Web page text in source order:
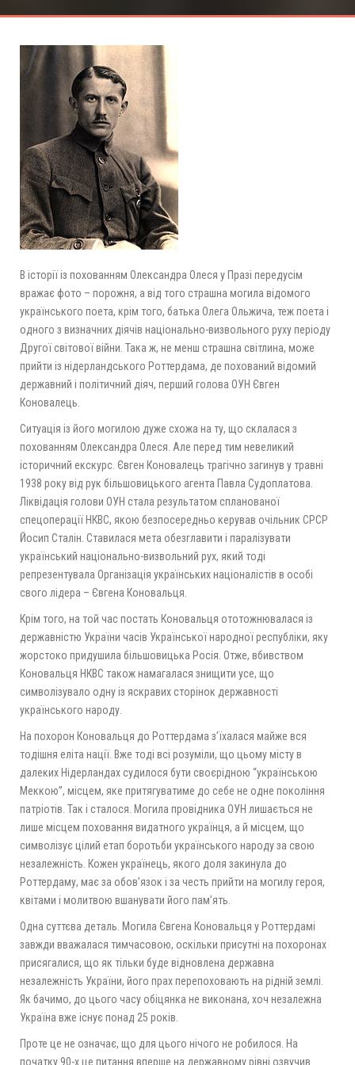
В історії із похованням Олександра Олеся у Празі передусім
вражає фото – порожня, а від того страшна могила відомого
українського поета, крім того, батька Олега Ольжича, теж поета і
одного з визначних діячів національно-визвольного руху періоду
Другої світової війни. Така ж, не менш страшна світлина, може
прийти із нідерландського Роттердама, де похований відомий
державний і політичний діяч, перший голова ОУН Євген
Коновалець.
Ситуація із його могилою дуже схожа на ту, що склалася з
похованням Олександра Олеся. Але перед тим невеликий
історичний екскурс. Євген Коновалець трагічно загинув у травні
1938 року від рук більшовицького агента Павла Судоплатова.
Ліквідація голови ОУН стала результатом спланованої
спецоперації НКВС, якою безпосередньо керував очільник СРСР
Йосип Сталін. Ставилася мета обезглавити і паралізувати
український національно-визвольний рух, який тоді
репрезентувала Організація українських націоналістів в особі
свого лідера – Євгена Коновальця.
Крім того, на той час постать Коновальця ототожнювалася із
державністю України часів Української народної республіки, яку
жорстоко придушила більшовицька Росія. Отже, вбивством
Коновальця НКВС також намагалася знищити усе, що
символізувало одну із яскравих сторінок державності
українського народу.
На похорон Коновальця до Роттердама з’їхалася майже вся
тодішня еліта нації. Вже тоді всі розуміли, що цьому місту в
далеких Нідерландах судилося бути своєрідною “українською
Меккою”, місцем, яке притягуватиме до себе не одне покоління
патріотів. Так і сталося. Могила провідника ОУН лишається не
лише місцем поховання видатного українця, а й місцем, що
символізує цілий етап боротьби українського народу за свою
незалежність. Кожен українець, якого доля закинула до
Роттердаму, має за обов’язок і за честь прийти на могилу героя,
квітами і молитвою вшанувати його пам’ять.
Одна суттєва деталь. Могила Євгена Коновальця у Роттердамі
завжди вважалася тимчасовою, оскільки присутні на похоронах
присягалися, що як тільки буде відновлена державна
незалежність України, його прах перепоховають на рідній землі.
Як бачимо, до цього часу обіцянка не виконана, хоч незалежна
Україна вже існує понад 25 років.
Проте це не означає, що для цього нічого не робилося. На
початку 90-х це питання вперше на державному рівні озвучив